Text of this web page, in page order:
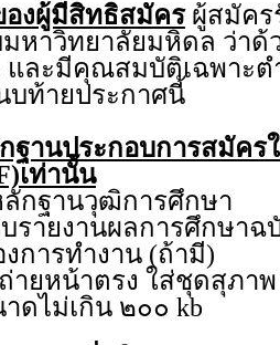
งผู้มีสิทธิสมัครผู้สมัคร
หาวิทยาลัยมหิดล ว่าด้
ละมีคุณสมบัติเฉพาะต
บท้ายประกาศนี้
ฐานประกอบการสมัค
เท่านั้น
ฐานวุฒิการศึกษา
ยงานผลการศึกษาฉ
รทำงาน (ถ้ามี)
น้าตรง ใส่ชุดสุภาพ ถ่
ดไม่เกิน ๒๐๐ kb